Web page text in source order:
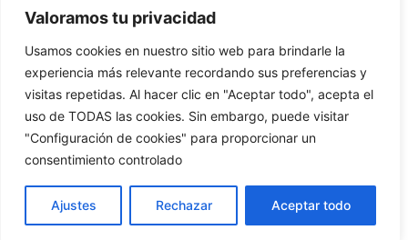
Valoramos tu privacidad
Usamos cookies en nuestro sitio web para brindarle la
experiencia más relevante recordando sus preferencias y
visitas repetidas. Al hacer clic en "Aceptar todo", acepta el
uso de TODAS las cookies. Sin embargo, puede visitar
"Configuración de cookies" para proporcionar un
consentimiento controlado
Ajustes Rechazar Aceptar todo
Ideas de chimeneas en terrazas modernas.
Ideas para construir una chimenea en casa.
@2023 – Todos los derechos reservados.
CHIMENEAS.CASA